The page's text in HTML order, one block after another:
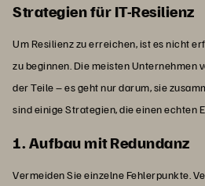
Strategien für IT-Resilienz
Um Resilienz zu erreichen, ist es nicht
zu beginnen. Die meisten Unternehmen
der Teile – es geht nur darum, sie
sind einige Strategien, die einen echten
1. Aufbau mit Redundanz
Vermeiden Sie einzelne Fehlerpunkte.